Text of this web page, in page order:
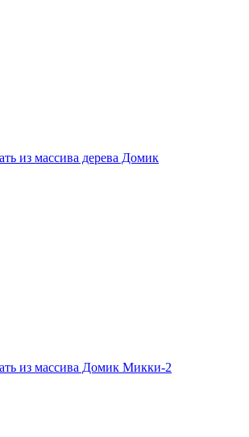
из массива дерева Домик
из массива Домик Микки-2